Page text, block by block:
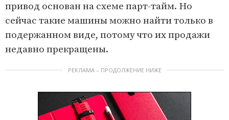
привод основан на схеме парт-тайм. Но
сейчас такие машины можно найти только в
подержанном виде, потому что их продажи
недавно прекращены.
РЕКЛАМА – ПРОДОЛЖЕНИЕ НИЖЕ